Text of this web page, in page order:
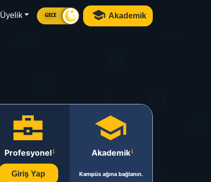
Üyelik GECE Akademik
Profesyonel
Giriş Yap
Akademik
Kampüs ağına bağlanın.